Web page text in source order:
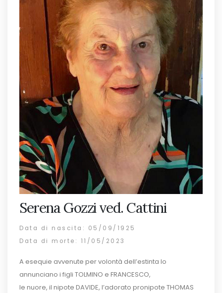
Serena Gozzi ved. Cattini
Data di nascita: 05/09/1925
Data di morte: 11/05/2023
A esequie avvenute per volontà dell’estinta lo
annunciano i figli TOLMINO e FRANCESCO,
le nuore, il nipote DAVIDE, l’adorato pronipote THOMAS